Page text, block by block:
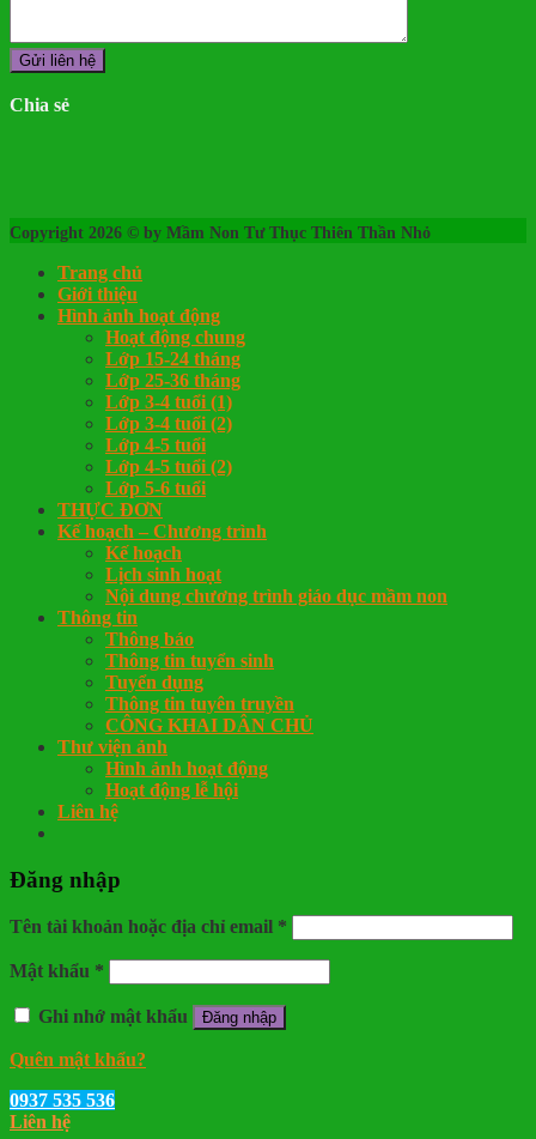
Chia sẻ
Copyright 2026 © by Mầm Non Tư Thục Thiên Thần Nhỏ
Trang chủ
Giới thiệu
Hình ảnh hoạt động
Hoạt động chung
Lớp 15-24 tháng
Lớp 25-36 tháng
Lớp 3-4 tuổi (1)
Lớp 3-4 tuổi (2)
Lớp 4-5 tuổi
Lớp 4-5 tuổi (2)
Lớp 5-6 tuổi
THỰC ĐƠN
Kế hoạch – Chương trình
Kế hoạch
Lịch sinh hoạt
Nội dung chương trình giáo dục mầm non
Thông tin
Thông báo
Thông tin tuyển sinh
Tuyển dụng
Thông tin tuyên truyền
CÔNG KHAI DÂN CHỦ
Thư viện ảnh
Hình ảnh hoạt động
Hoạt động lễ hội
Liên hệ
Đăng nhập
Tên tài khoản hoặc địa chỉ email *
Mật khẩu *
Ghi nhớ mật khẩu Đăng nhập
Quên mật khẩu?
0937 535 536
Liên hệ